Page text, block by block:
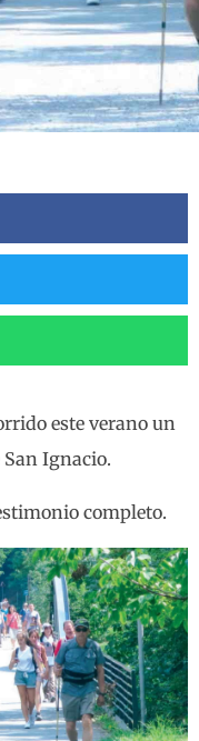
este verano un
Ignacio.
completo.